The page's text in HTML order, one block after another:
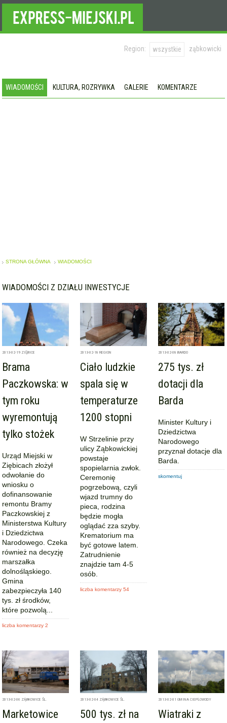
Region: wszystkie ząbkowicki
WIADOMOŚCI KULTURA, ROZRYWKA GALERIE KOMENTARZE
STRONA GŁÓWNA WIADOMOŚCI
WIADOMOŚCI Z DZIAŁU INWESTYCJE
2013-02-19 ZIĘBICE
Brama
Paczkowska: w
tym roku
wyremontują
tylko stożek
Urząd Miejski w
Ziębicach złożył
odwołanie do
wniosku o
dofinansowanie
remontu Bramy
Paczkowskiej z
Ministerstwa Kultury
i Dziedzictwa
Narodowego. Czeka
również na decyzję
marszałka
dolnośląskiego.
Gmina
zabezpieczyła 140
tys. zł środków,
które pozwolą...
liczba komentarzy 2
2013-02-18 REGION
Ciało ludzkie
spala się w
temperaturze
1200 stopni
W Strzelinie przy
ulicy Ząbkowickiej
powstaje
spopielarnia zwłok.
Ceremonię
pogrzebową, czyli
wjazd trumny do
pieca, rodzina
będzie mogła
oglądać zza szyby.
Krematorium ma
być gotowe latem.
Zatrudnienie
znajdzie tam 4-5
osób.
liczba komentarzy 54
2013-02-08 BARDO
275 tys. zł
dotacji dla
Barda
Minister Kultury i
Dziedzictwa
Narodowego
przyznał dotacje dla
Barda.
skomentuj
2013-02-06 ZĄBKOWICE ŚL.
Marketowice
2013-02-04 ZĄBKOWICE ŚL.
500 tys. zł na
2013-02-01 GMINA CIEPŁOWODY
Wiatraki z